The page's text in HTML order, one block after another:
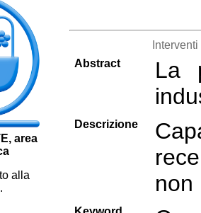
area
alla
Abstract
La
Descrizione
non